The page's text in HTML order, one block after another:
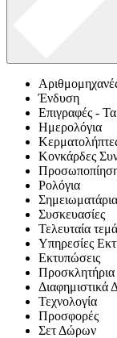
Ένδυση
Επιγραφές -
Ημερολόγια
Κονκάρδες
Ρολόγια
Σημειωματάρια
Συσκευασίες
Τελευταία
Υπηρεσίες
Εκτυπώσεις
Προσκλητήρια
Διαφημιστικά
Τεχνολογία
Προσφορές
Σετ Δώρων